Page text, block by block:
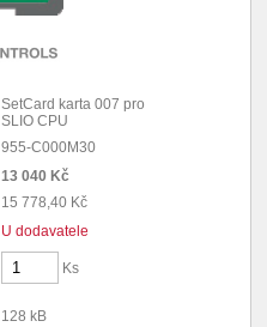
SetCard karta 007 pro
SLIO CPU
955-C000M30
13 040 Kč
15 778,40 Kč
U dodavatele
Ks
128 kB